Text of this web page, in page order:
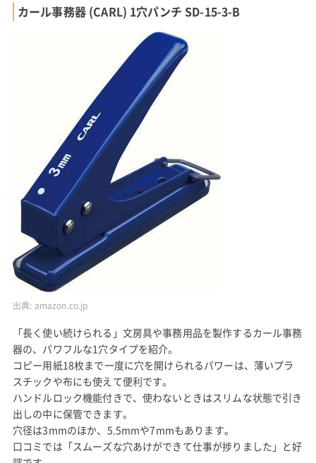
カール事務器 (CARL) 1穴パンチ SD-15-3-B
出典: amazon.co.jp
「長く使い続けられる」文房具や事務用品を製作するカール事務
器の、パワフルな1穴タイプを紹介。
コピー用紙18枚まで一度に穴を開けられるパワーは、薄いプラ
スチックや布にも使えて便利です。
ハンドルロック機能付きで、使わないときはスリムな状態で引き
出しの中に保管できます。
穴径は3mmのほか、5.5mmや7mmもあります。
口コミでは「スムーズな穴あけができて仕事が捗りました」と好